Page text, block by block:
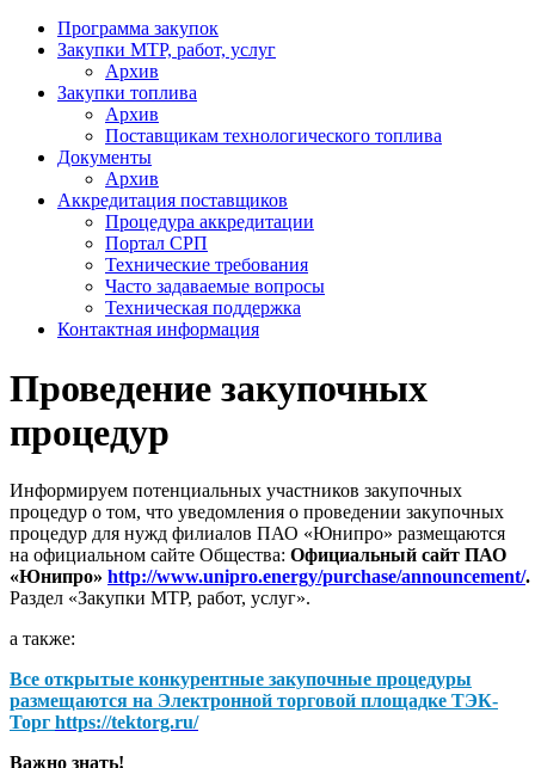
Программа закупок
Закупки МТР, работ, услуг
Архив
Закупки топлива
Архив
Поставщикам технологического топлива
Документы
Архив
Аккредитация поставщиков
Процедура аккредитации
Портал СРП
Технические требования
Часто задаваемые вопросы
Техническая поддержка
Контактная информация
Проведение закупочных
процедур
Информируем потенциальных участников закупочных
процедур о том, что уведомления о проведении закупочных
процедур для нужд филиалов ПАО «Юнипро» размещаются
на официальном сайте Общества: Официальный сайт ПАО
«Юнипро» http://www.unipro.energy/purchase/announcement/.
Раздел «Закупки МТР, работ, услуг».
а также:
Все открытые конкурентные закупочные процедуры
размещаются на Электронной торговой площадке ТЭК-
Торг https://tektorg.ru/
Важно знать!